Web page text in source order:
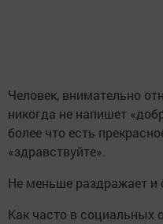
Человек, внимательно
никогда не напишет
более что есть
«здравствуйте».
Не меньше раздражает и
Как часто в